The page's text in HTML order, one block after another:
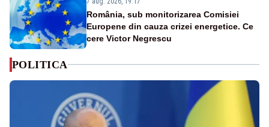
România, sub monitorizarea Comisiei
Europene din cauza crizei energetice. Ce
cere Victor Negrescu
POLITICA